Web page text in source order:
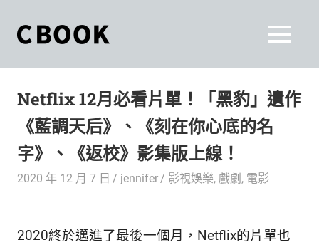
content
和
你
一
起
出
World.」
是
一
本
最
妳
MENU
Netflix 12月必看片單！「黑豹」遺作
《藍調天后》、《刻在你心底的名
字》、《返校》影集版上線！
2020 年 12 月 7 日 jennifer 影視娛樂, 戲劇 , 電影
2020終於邁進了最後一個月，Netflix的片單也